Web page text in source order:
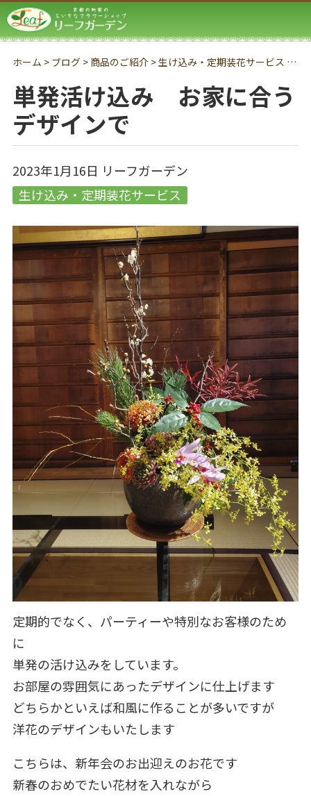
リーフガーデン
ホーム > ブログ > 商品のご紹介>生け込み・定期装花サービス 単
単発活け込み お家に合う
デザインで
2023年1月16日 リーフガーデン
生け込み・定期装花サービス
定期的でなく、パーティーや特別なお客様のため
に
単発の活け込みをしています。
お部屋の雰囲気にあったデザインに仕上げます
どちらかといえば和風に作ることが多いですが
洋花のデザインもいたします
こちらは、新年会のお出迎えのお花です
新春のおめでたい花材を入れながら